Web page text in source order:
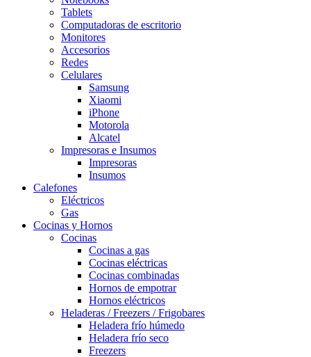
Tablets
Computadoras de escritorio
Monitores
Accesorios
Redes
Celulares
Samsung
Xiaomi
iPhone
Motorola
Alcatel
Impresoras e Insumos
Impresoras
Insumos
Calefones
Eléctricos
Gas
Cocinas y Hornos
Cocinas
Cocinas a gas
Cocinas eléctricas
Cocinas combinadas
Hornos de empotrar
Hornos eléctricos
Heladeras / Freezers / Frigobares
Heladera frío húmedo
Heladera frío seco
Freezers